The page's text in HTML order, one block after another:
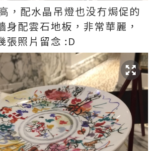
，配水晶吊燈也没冇焗促的
身配雲石地板，非常華麗，
張照片留念 :D